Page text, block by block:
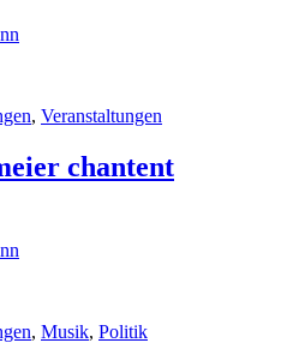
, Veranstaltungen
chantent
, Musik, Politik